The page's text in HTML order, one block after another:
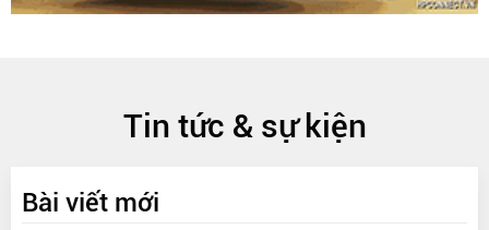
Tin tức & sự kiện
Bài viết mới